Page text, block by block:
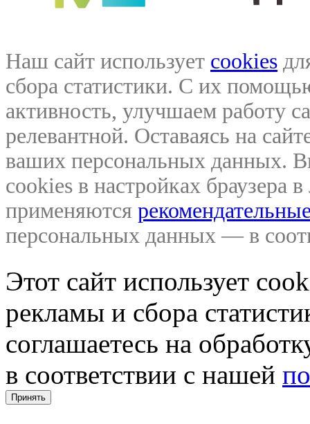
Наш сайт использует cookies
сбора статистики. С их
активность, улучшаем работу
релевантной. Оставаясь на
ваших персональных данных.
cookies в настройках браузера
применяются
персональных данных — в
Этот сайт использует
рекламы и сбора
соглашаетесь на
в соответствии с нашей
Принять